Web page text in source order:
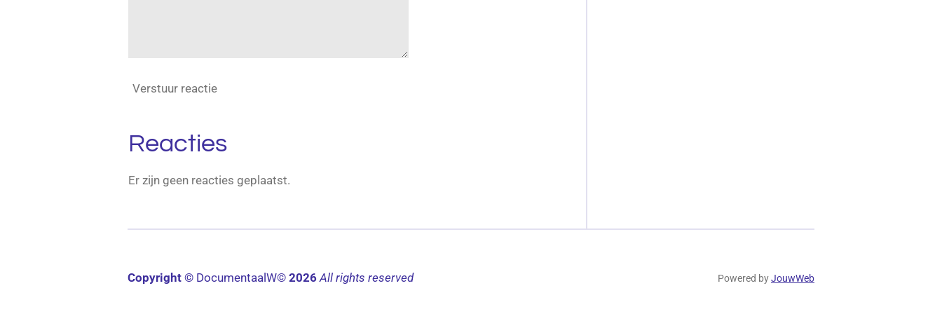
Verstuur reactie
Reacties
Er zijn geen reacties geplaatst.
Copyright © DocumentaalW© 2026 All rights reserved Powered byJouwWeb